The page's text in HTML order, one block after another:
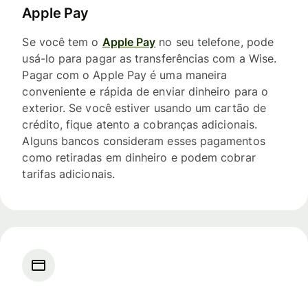
Apple Pay
Se você tem o Apple Pay no seu telefone, pode
usá-lo para pagar as transferências com a Wise.
Pagar com o Apple Pay é uma maneira
conveniente e rápida de enviar dinheiro para o
exterior. Se você estiver usando um cartão de
crédito, fique atento a cobranças adicionais.
Alguns bancos consideram esses pagamentos
como retiradas em dinheiro e podem cobrar
tarifas adicionais.